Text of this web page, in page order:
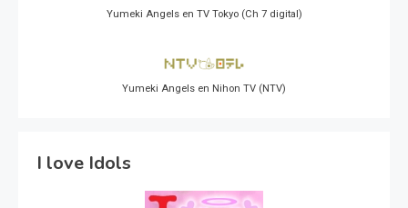
Yumeki Angels en TV Tokyo (Ch 7 digital)
Yumeki Angels en Nihon TV (NTV)
I love Idols